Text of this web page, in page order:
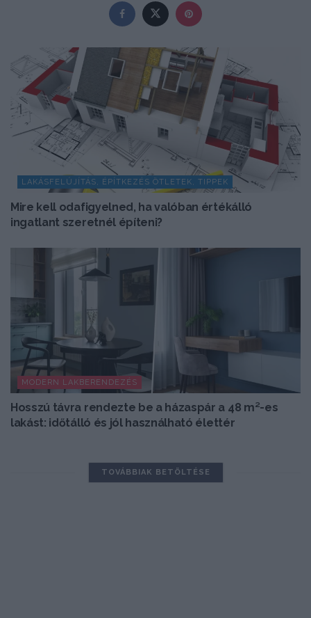
LAKÁSFELÚJÍTÁS, ÉPÍTKEZÉS ÖTLETEK, TIPPEK
Mire kell odafigyelned, ha valóban értékálló
ingatlant szeretnél építeni?
MODERN LAKBERENDEZÉS
Hosszú távra rendezte be a házaspár a 48 m²-es
lakást: időtálló és jól használható élettér
TOVÁBBIAK BETÖLTÉSE